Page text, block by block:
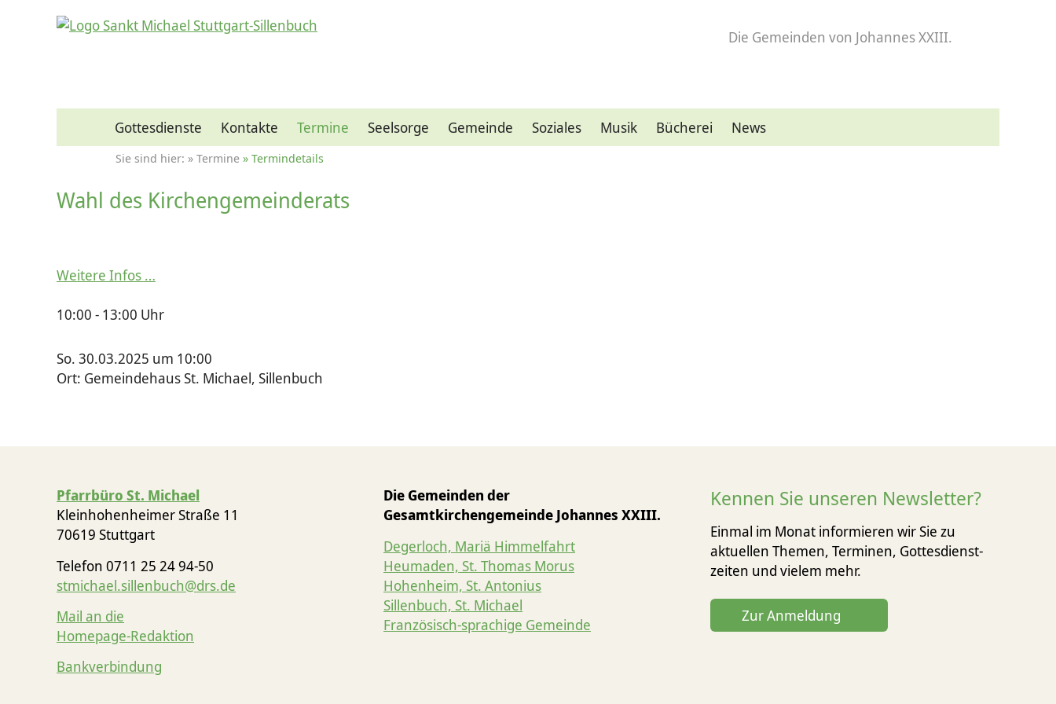
Die Gemeinden von Johannes XXIII.
Gottesdienste Kontakte Termine Seelsorge Gemeinde Soziales Musik Bücherei News
Termine Termindetails
Wahl des Kirchengemeinderats
Weitere Infos …
10:00 - 13:00 Uhr
So. 30.03.2025 um 10:00
Ort: Gemeindehaus St. Michael, Sillenbuch
Pfarrbüro St. Michael
Kleinhohenheimer Straße 11
70619 Stuttgart
Telefon 0711 25 24 94-50
stmichael.sillenbuch@drs.de
Mail an die
Homepage-Redaktion
Bankverbindung
Die Gemeinden der
Gesamtkirchengemeinde Johannes XXIII.
Degerloch, Mariä Himmelfahrt
Heumaden, St. Thomas Morus
Hohenheim, St. Antonius
Sillenbuch, St. Michael
Französisch-sprachige Gemeinde
Kennen Sie unseren Newsletter?
Einmal im Monat informieren wir Sie zu
aktuellen Themen, Terminen, Gottesdienst­
zeiten und vielem mehr.
Zur Anmeldung